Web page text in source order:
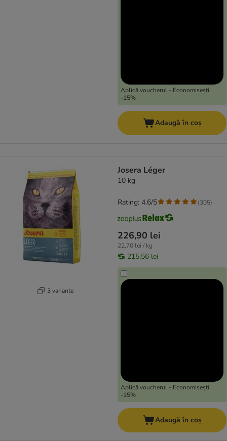
Aplică voucherul - Economisești
-15%
Adaugă în coș
3 variante
Josera Léger
10 kg
226,90 lei
22,70 lei / kg
215,56 lei
Aplică voucherul - Economisești
-15%
Rating: 4.6/5 (305)
Adaugă în coș